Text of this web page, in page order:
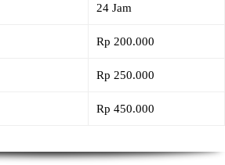
24 Jam
Rp 200.000
Rp 250.000
Rp 450.000